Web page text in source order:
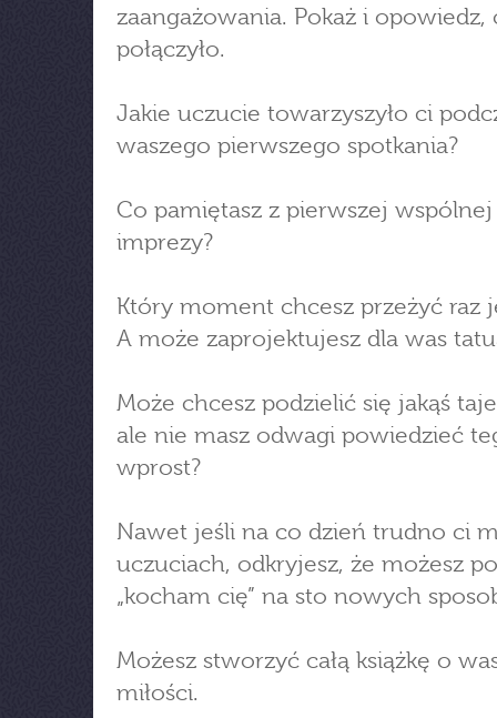
zaangażowania. Pokaż i opowiedz,
połączyło.
Jakie uczucie towarzyszyło ci
waszego pierwszego spotkania?
Co pamiętasz z pierwszej wspólnej
imprezy?
Który moment chcesz przeżyć raz
A może zaprojektujesz dla was
Może chcesz podzielić się jakąś
ale nie masz odwagi powiedzieć
wprost?
Nawet jeśli na co dzień trudno ci
uczuciach, odkryjesz, że możesz
„kocham cię” na sto nowych
Możesz stworzyć całą książkę o
miłości.